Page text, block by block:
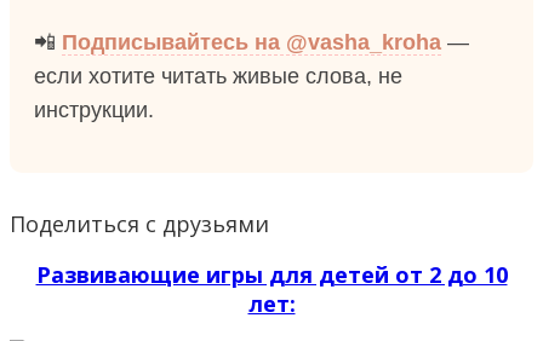
📲 Подписывайтесь на @vasha_kroha —
если хотите читать живые слова, не
инструкции.
Поделиться с друзьями
Развивающие игры для детей от 2 до 10
лет: